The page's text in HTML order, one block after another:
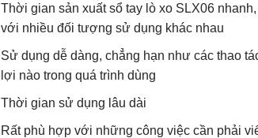
Thời gian sản xuất sổ tay lò xo SLX06
với nhiều đối tượng sử dụng khác nhau
Sử dụng dễ dàng, chẳng hạn như các thao
lợi nào trong quá trình dùng
Thời gian sử dụng lâu dài
Rất phù hợp với những công việc cần phải